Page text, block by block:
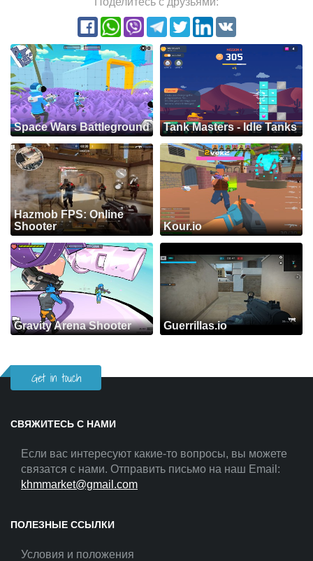
Space Wars Battleground Tank Masters - Idle Tanks
Hazmob FPS: Online
Shooter
Kour.io
Gravity Arena Shooter Guerrillas.io
Get in touch
СВЯЖИТЕСЬ С НАМИ
Если вас интересуют какие-то вопросы, вы можете
связатся с нами. Отправить письмо на наш Email:
khmmarket@gmail.com
ПОЛЕЗНЫЕ ССЫЛКИ
Условия и положения